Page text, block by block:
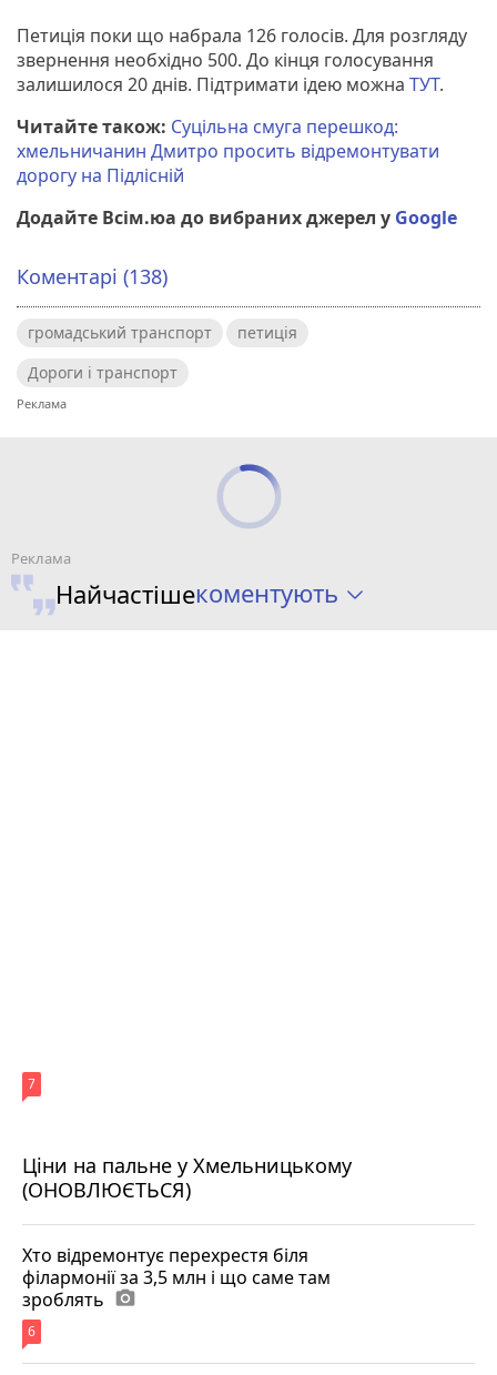
Петиція поки що набрала 126 голосів. Для розгляду
звернення необхідно 500. До кінця голосування
залишилося 20 днів. Підтримати ідею можна ТУТ.
Читайте також: Суцільна смуга перешкод:
хмельничанин Дмитро просить відремонтувати
дорогу на Підлісній
Додайте Всім.юа до вибраних джерел у Google
Коментарі (138)
громадський транспорт
петиція
Дороги і транспорт
Найчастішекоментують
Ціни на пальне у Хмельницькому
(ОНОВЛЮЄТЬСЯ)
7
Хто відремонтує перехрестя біля
філармонії за 3,5 млн і що саме там
зроблять photo_camera
6